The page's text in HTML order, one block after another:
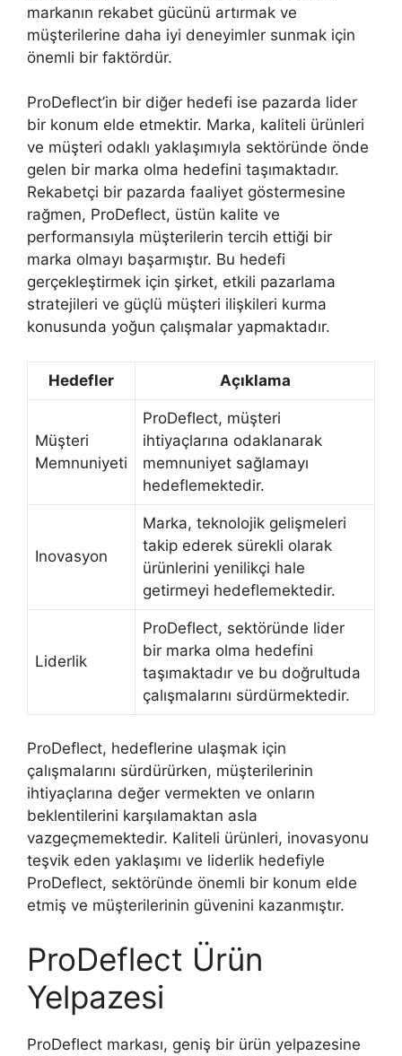
markanın rekabet gücünü artırmak ve
müşterilerine daha iyi deneyimler sunmak için
önemli bir faktördür.
ProDeflect’in bir diğer hedefi ise pazarda lider
bir konum elde etmektir. Marka, kaliteli ürünleri
ve müşteri odaklı yaklaşımıyla sektöründe önde
gelen bir marka olma hedefini taşımaktadır.
Rekabetçi bir pazarda faaliyet göstermesine
rağmen, ProDeflect, üstün kalite ve
performansıyla müşterilerin tercih ettiği bir
marka olmayı başarmıştır. Bu hedefi
gerçekleştirmek için şirket, etkili pazarlama
stratejileri ve güçlü müşteri ilişkileri kurma
konusunda yoğun çalışmalar yapmaktadır.
Hedefler Açıklama
Müşteri
Memnuniyeti
ProDeflect, müşteri
ihtiyaçlarına odaklanarak
memnuniyet sağlamayı
hedeflemektedir.
Inovasyon
Marka, teknolojik gelişmeleri
takip ederek sürekli olarak
ürünlerini yenilikçi hale
getirmeyi hedeflemektedir.
Liderlik
ProDeflect, sektöründe lider
bir marka olma hedefini
taşımaktadır ve bu doğrultuda
çalışmalarını sürdürmektedir.
ProDeflect, hedeflerine ulaşmak için
çalışmalarını sürdürürken, müşterilerinin
ihtiyaçlarına değer vermekten ve onların
beklentilerini karşılamaktan asla
vazgeçmemektedir. Kaliteli ürünleri, inovasyonu
teşvik eden yaklaşımı ve liderlik hedefiyle
ProDeflect, sektöründe önemli bir konum elde
etmiş ve müşterilerinin güvenini kazanmıştır.
ProDeflect Ürün
Yelpazesi
ProDeflect markası, geniş bir ürün yelpazesine